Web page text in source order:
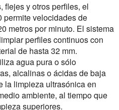
flejes y otros perfiles, el
permite velocidades de
metros por minuto. El sistema
perfiles continuos con
de hasta 32 mm.
agua pura o sólo
alcalinas o ácidas de baja
la limpieza ultrasónica en
ambiente, al tiempo que
superiores.